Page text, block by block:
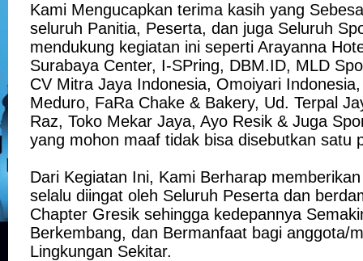
Kami Mengucapkan terima kasih yang
seluruh Panitia, Peserta, dan juga Seluruh
mendukung kegiatan ini seperti Arayanna
Surabaya Center, I-SPring, DBM.ID, MLD
CV Mitra Jaya Indonesia, Omoiyari
Meduro, FaRa Chake & Bakery, Ud. Terpal
Raz, Toko Mekar Jaya, Ayo Resik & Juga
yang mohon maaf tidak bisa disebutkan satu
Dari Kegiatan Ini, Kami Berharap
selalu diingat oleh Seluruh Peserta dan
Chapter Gresik sehingga kedepannya
Berkembang, dan Bermanfaat bagi anggota/
Lingkungan Sekitar.